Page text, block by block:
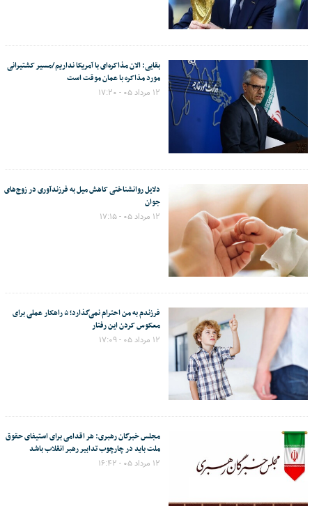
بقایی: الان مذاکره‌ای با آمریکا نداریم/مسیر کشتیرانی
مورد مذاکره با عمان موقت است
۱۲ مرداد ۰۵ - ۱۷:۲۰
دلایل روانشناختی کاهش میل به فرزندآوری در زوج‌های
جوان
۱۲ مرداد ۰۵ - ۱۷:۱۵
فرزندم به من احترام نمی‌گذارد؛ ۵ راهکار عملی برای
معکوس کردن این رفتار
۱۲ مرداد ۰۵ - ۱۷:۰۹
مجلس خبرگان رهبری: هر اقدامی برای استیفای حقوق
ملت باید در چارچوب تدابیر رهبر انقلاب باشد
۱۲ مرداد ۰۵ - ۱۶:۴۲